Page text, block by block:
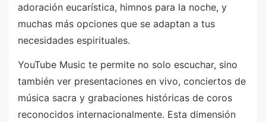
adoración eucarística, himnos para la noche, y
muchas más opciones que se adaptan a tus
necesidades espirituales.
YouTube Music te permite no solo escuchar, sino
también ver presentaciones en vivo, conciertos de
música sacra y grabaciones históricas de coros
reconocidos internacionalmente. Esta dimensión